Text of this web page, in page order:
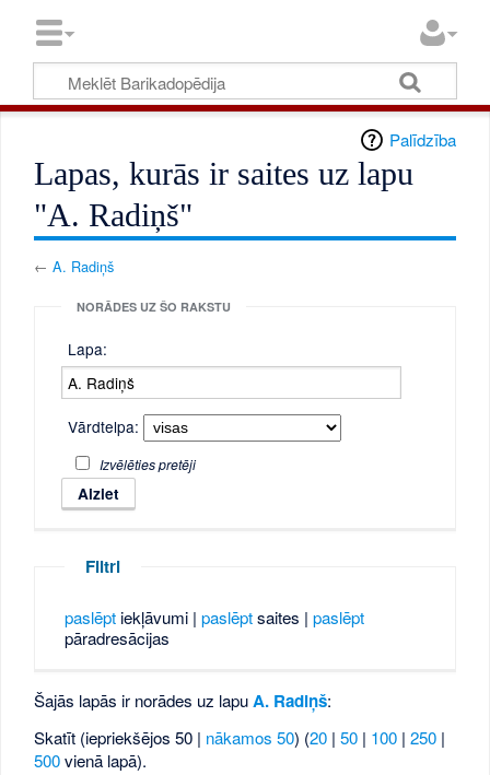
Palīdzība
Lapas, kurās ir saites uz lapu
"A. Radiņš"
←A. Radiņš
NORĀDES UZ ŠO RAKSTU
Lapa:
Vārdtelpa:
Izvēlēties pretēji
Filtri
paslēptiekļāvumi | paslēptsaites | paslēpt
pāradresācijas
Šajās lapās ir norādes uz lapu A. Radiņš:
Skatīt (iepriekšējos 50 | nākamos 50) (20 |50 | 100 |250 |
500vienā lapā).